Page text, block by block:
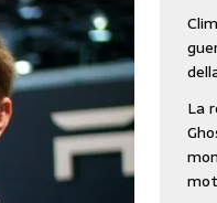
La